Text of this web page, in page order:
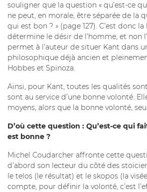
souligner que la question « qu’est-ce
ne peut, en morale, être séparée de la
qui est bon ? » (page 127). C’est donc
détermine le désir de l’homme, et non
permet à l’auteur de situer Kant dans
philosophique déjà ancien et
Hobbes et Spinoza.
Ainsi, pour Kant, toutes les qualités
sont au service d’une bonne volonté.
moyens, alors que la bonne volonté,
D’où cette question : Qu’est-ce qui
est bonne ?
Michel Coudarcher affronte cette
d’abord son lecteur du côté des
le telos (le résultat) et le skopos (la
compte, pour définir la volonté, c’est